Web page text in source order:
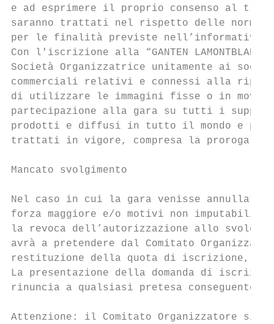
e ad esprimere il proprio consenso al
saranno trattati nel rispetto delle norme
per le finalità previste nell’informativa
Con l'iscrizione alla “GANTEN
Società Organizzatrice unitamente ai
commerciali relativi e connessi alla
di utilizzare le immagini fisse o in
partecipazione alla gara su tutti i
prodotti e diffusi in tutto il mondo e per
trattati in vigore, compresa la proroga
Mancato svolgimento
Nel caso in cui la gara venisse annullata
forza maggiore e/o motivi non imputabili
la revoca dell’autorizzazione allo
avrà a pretendere dal Comitato
restituzione della quota di iscrizione, né
La presentazione della domanda di
rinuncia a qualsiasi pretesa conseguente
Attenzione: il Comitato Organizzatore si